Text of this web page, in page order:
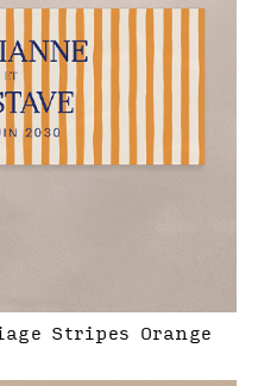
Stripes Orange